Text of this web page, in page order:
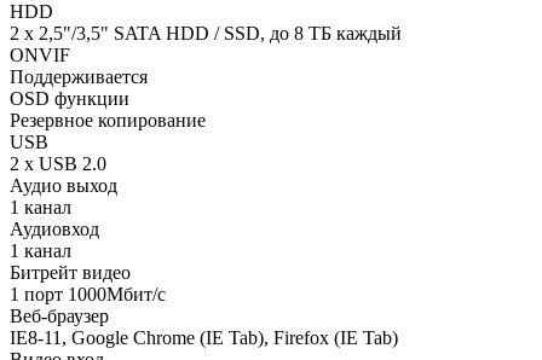
HDD
2 x 2,5"/3,5" SATA HDD / SSD, до 8 ТБ каждый
ONVIF
Поддерживается
OSD функции
Резервное копирование
USB
2 x USB 2.0
Аудио выход
1 канал
Аудиовход
1 канал
Битрейт видео
1 порт 1000Мбит/с
Веб-браузер
IE8-11, Google Chrome (IE Tab), Firefox (IE Tab)